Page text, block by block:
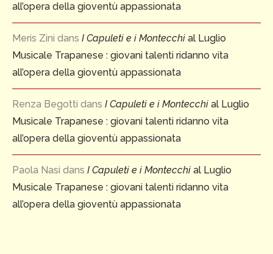
all’opera della gioventù appassionata
Meris Zini dans I Capuleti e i Montecchi al Luglio
Musicale Trapanese : giovani talenti ridanno vita
all’opera della gioventù appassionata
Renza Begotti dans I Capuleti e i Montecchi al Luglio
Musicale Trapanese : giovani talenti ridanno vita
all’opera della gioventù appassionata
Paola Nasi dans I Capuleti e i Montecchi al Luglio
Musicale Trapanese : giovani talenti ridanno vita
all’opera della gioventù appassionata